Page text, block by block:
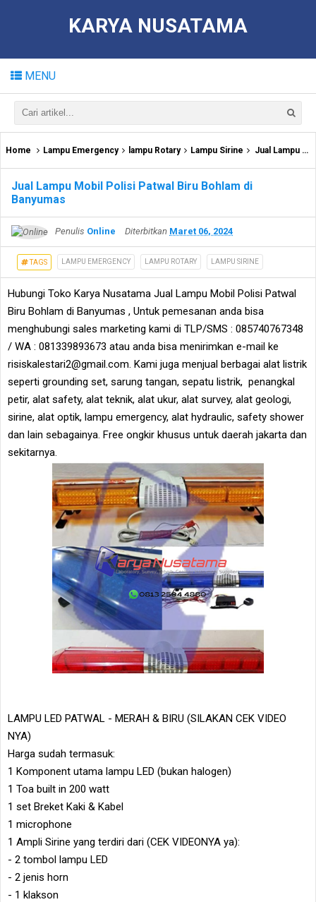
KARYA NUSATAMA
MENU
Home Lampu Emergency lampu Rotary Lampu Sirine Jual Lampu Mobil Polisi Patwal Biru Bohlam di Banyumas
Jual Lampu Mobil Polisi Patwal Biru Bohlam di
Banyumas
Penulis Online Diterbitkan Maret 06, 2024
TAGS LAMPU EMERGENCY LAMPU ROTARY LAMPU SIRINE
Hubungi Toko Karya Nusatama Jual Lampu Mobil Polisi Patwal
Biru Bohlam di Banyumas , Untuk pemesanan anda bisa
menghubungi sales marketing kami di TLP/SMS : 085740767348
/ WA : 081339893673 atau anda bisa menirimkan e-mail ke
risiskalestari2@gmail.com. Kami juga menjual berbagai alat listrik
seperti grounding set, sarung tangan, sepatu listrik, penangkal
petir, alat safety, alat teknik, alat ukur, alat survey, alat geologi,
sirine, alat optik, lampu emergency, alat hydraulic, safety shower
dan lain sebagainya. Free ongkir khusus untuk daerah jakarta dan
sekitarnya.
LAMPU LED PATWAL - MERAH & BIRU (SILAKAN CEK VIDEO
NYA)
Harga sudah termasuk:
1 Komponent utama lampu LED (bukan halogen)
1 Toa built in 200 watt
1 set Breket Kaki & Kabel
1 microphone
1 Ampli Sirine yang terdiri dari (CEK VIDEONYA ya):
- 2 tombol lampu LED
- 2 jenis horn
- 1 klakson